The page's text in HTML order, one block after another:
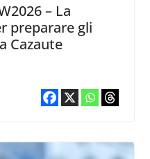
– La
preparare gli
Cazaute